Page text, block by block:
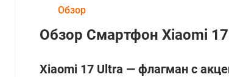
Обзор
Обзор Смартфон Xiaomi
Xiaomi 17 Ultra — флагман с